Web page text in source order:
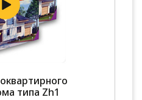
типа Zh1